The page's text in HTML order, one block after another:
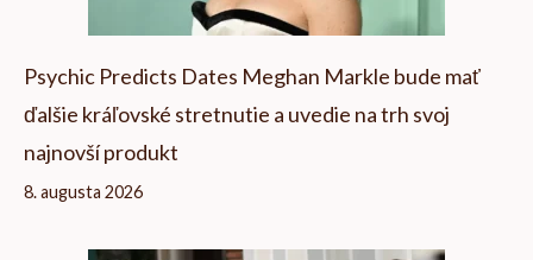
Psychic Predicts Dates Meghan Markle bude mať
ďalšie kráľovské stretnutie a uvedie na trh svoj
najnovší produkt
8. augusta 2026